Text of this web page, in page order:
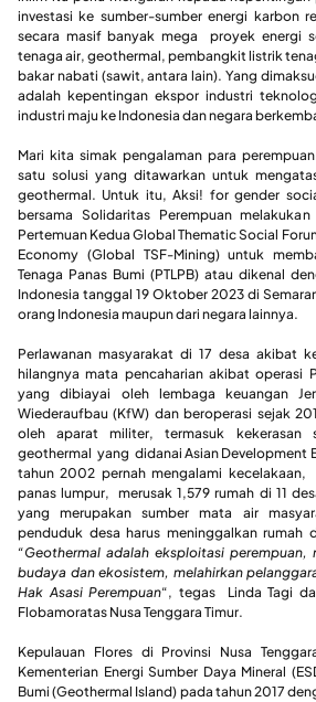
investasi ke sumber-sumber energi karbon
secara masif banyak mega proyek energi
tenaga air, geothermal, pembangkit listrik
bakar nabati (sawit, antara lain). Yang
adalah kepentingan ekspor industri
industri maju ke Indonesia dan negara
Mari kita simak pengalaman para
satu solusi yang ditawarkan untuk
geothermal. Untuk itu, Aksi! for gender
bersama Solidaritas Perempuan
Pertemuan Kedua Global Thematic Social
Economy (Global TSF-Mining) untuk
Tenaga Panas Bumi (PTLPB) atau dikenal
Indonesia tanggal 19 Oktober 2023 di
orang Indonesia maupun dari negara lainnya.
Perlawanan masyarakat di 17 desa akibat
hilangnya mata pencaharian akibat operasi
yang dibiayai oleh lembaga keuangan
Wiederaufbau (KfW) dan beroperasi sejak
oleh aparat militer, termasuk kekerasan
geothermal yang didanai Asian Development
tahun 2002 pernah mengalami kecelakaan,
panas lumpur, merusak 1,579 rumah di 11
yang merupakan sumber mata air
penduduk desa harus meninggalkan rumah
“Geothermal adalah eksploitasi perempuan,
budaya dan ekosistem, melahirkan
Hak Asasi Perempuan“, tegas Linda Tagi
Flobamoratas Nusa Tenggara Timur.
Kepulauan Flores di Provinsi Nusa
Kementerian Energi Sumber Daya Mineral
Bumi (Geothermal Island) pada tahun 2017